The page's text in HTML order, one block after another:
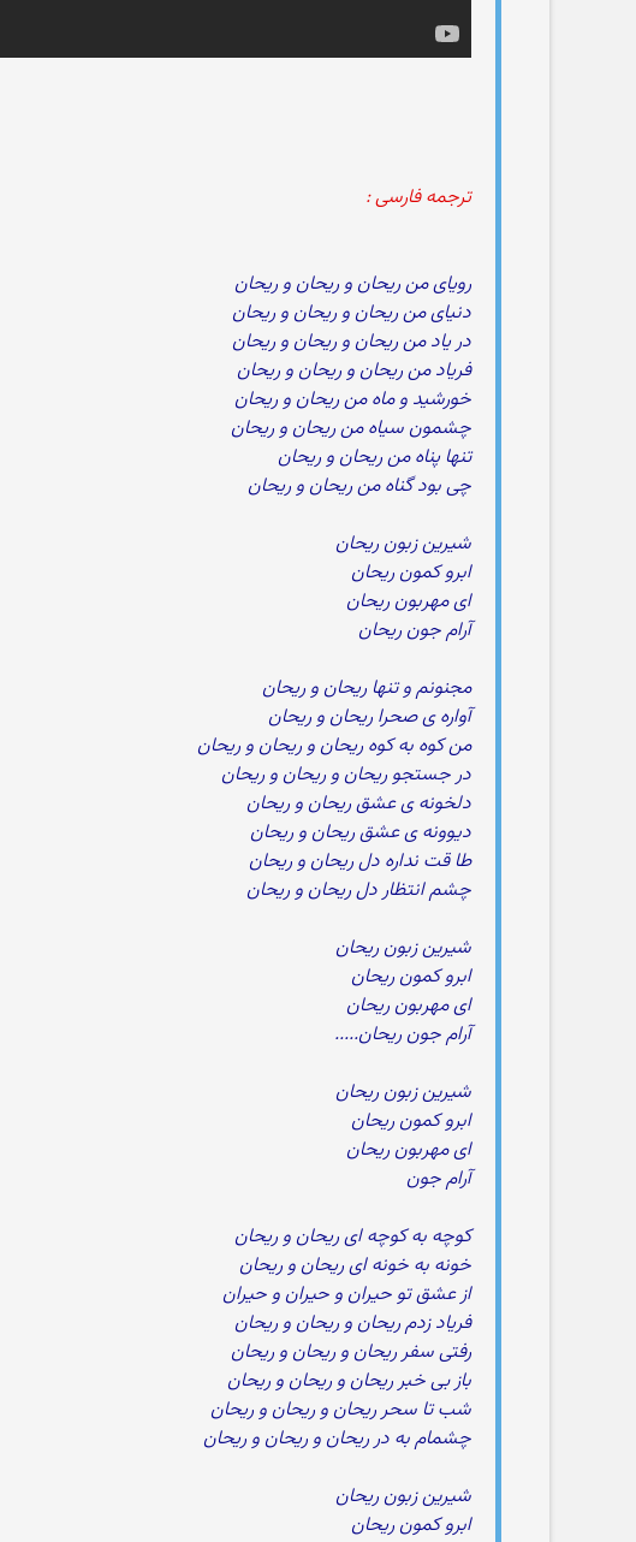
ترجمه فارسی :
رویای من ریحان و ریحان و ریحان
دنیای من ریحان و ریحان و ریحان
در یاد من ریحان و ریحان و ریحان
فریاد من ریحان و ریحان و ریحان
خورشید و ماه من ریحان و ریحان
چشمون سیاه من ریحان و ریحان
تنها پناه من ریحان و ریحان
چی بود گناه من ریحان و ریحان
شیرین زبون ریحان
ابرو کمون ریحان
ای مهربون ریحان
آرام جون ریحان
مجنونم و تنها ریحان و ریحان
آواره ی صحرا ریحان و ریحان
من کوه به کوه ریحان و ریحان و ریحان
در جستجو ریحان و ریحان و ریحان
دلخونه ی عشق ریحان و ریحان
دیوونه ی عشق ریحان و ریحان
طا قت نداره دل ریحان و ریحان
چشم انتظار دل ریحان و ریحان
شیرین زبون ریحان
ابرو کمون ریحان
ای مهربون ریحان
آرام جون ریحان.....
شیرین زبون ریحان
ابرو کمون ریحان
ای مهربون ریحان
آرام جون
کوچه به کوچه ای ریحان و ریحان
خونه به خونه ای ریحان و ریحان
از عشق تو حیران و حیران و حیران
فریاد زدم ریحان و ریحان و ریحان
رفتی سفر ریحان و ریحان و ریحان
باز بی خبر ریحان و ریحان و ریحان
شب تا سحر ریحان و ریحان و ریحان
چشمام به در ریحان و ریحان و ریحان
شیرین زبون ریحان
ابرو کمون ریحان